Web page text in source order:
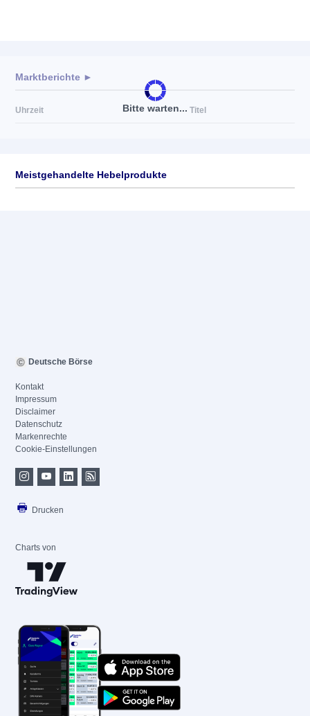
Bitte warten...
Marktberichte ►
Uhrzeit Titel
Meistgehandelte Hebelprodukte
Deutsche Börse
Kontakt
Impressum
Disclaimer
Datenschutz
Markenrechte
Cookie-Einstellungen
Drucken
Charts von